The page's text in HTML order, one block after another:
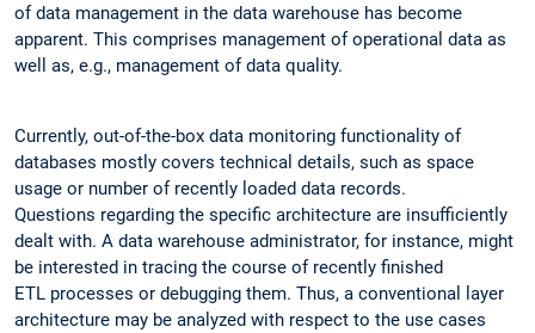
of data management in the data warehouse has become
apparent. This comprises management of operational data as
well as, e.g., management of data quality.
Currently, out-of-the-box data monitoring functionality of
databases mostly covers technical details, such as space
usage or number of recently loaded data records.
Questions regarding the specific architecture are insufficiently
dealt with. A data warehouse administrator, for instance, might
be interested in tracing the course of recently finished
ETL processes or debugging them. Thus, a conventional layer
architecture may be analyzed with respect to the use cases